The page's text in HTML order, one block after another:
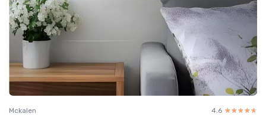
Mckalen 4.6 ☆☆☆☆☆
★★★★★